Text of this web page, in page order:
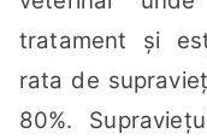
tratament și
rata de
80%.